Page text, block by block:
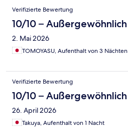
Verifizierte Bewertung
10/10 – Außergewöhnlich
2. Mai 2026
TOMOYASU, Aufenthalt von 3 Nächten
Verifizierte Bewertung
10/10 – Außergewöhnlich
26. April 2026
Takuya, Aufenthalt von 1 Nacht